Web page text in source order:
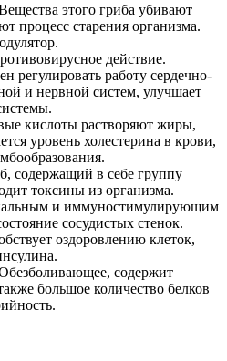
этого гриба убивают
процесс старения организма.
действие.
регулировать работу сердечно-
и нервной систем, улучшает
кислоты растворяют жиры,
уровень холестерина в крови,
содержащий в себе группу
токсины из организма.
и иммуностимулирующим
сосудистых стенок.
оздоровлению клеток,
содержит
большое количество белков